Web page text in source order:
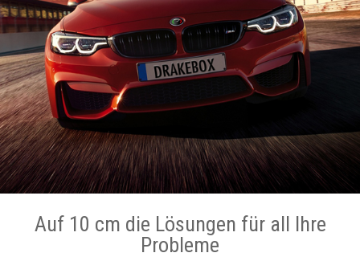
Auf 10 cm die Lösungen für all Ihre
Probleme